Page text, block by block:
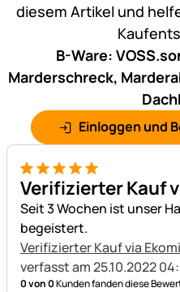
diesem Artikel und
B-Ware:
Marderschreck,
Einloggen und
5 von 5
Verifizierter Kauf
Seit 3 Wochen ist unser
begeistert.
Verifizierter Kauf via Ekomi
verfasst am 25.10.2022
0 von 0Kunden fanden diese